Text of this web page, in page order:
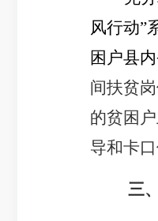
风行动”
困户县
间扶贫
的贫困
导和卡
三